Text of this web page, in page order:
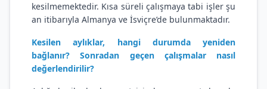
kesilmemektedir. Kısa süreli çalışmaya tabi işler şu
an itibarıyla Almanya ve İsviçre’de bulunmaktadır.
Kesilen aylıklar, hangi durumda yeniden
bağlanır? Sonradan geçen çalışmalar nasıl
değerlendirilir?